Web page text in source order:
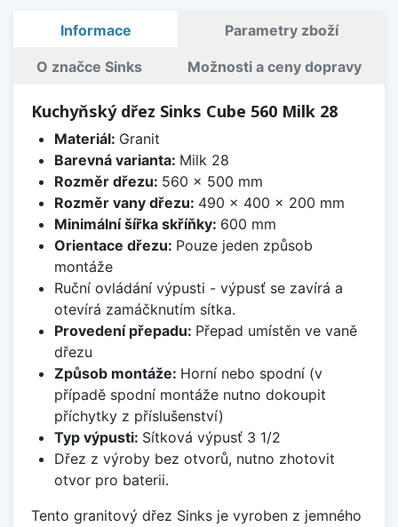
Informace Parametry zboží
O značce Sinks Možnosti a ceny dopravy
Kuchyňský dřez Sinks Cube 560 Milk 28
Materiál: Granit
Barevná varianta: Milk 28
Rozměr dřezu: 560 x 500 mm
Rozměr vany dřezu: 490 x 400 x 200 mm
Minimální šířka skříňky: 600 mm
Orientace dřezu: Pouze jeden způsob
montáže
Ruční ovládání výpusti - výpusť se zavírá a
otevírá zamáčknutím sítka.
Provedení přepadu: Přepad umístěn ve vaně
dřezu
Způsob montáže: Horní nebo spodní (v
případě spodní montáže nutno dokoupit
příchytky z příslušenství)
Typ výpusti: Sítková výpusť 3 1/2
Dřez z výroby bez otvorů, nutno zhotovit
otvor pro baterii.
Tento granitový dřez Sinks je vyroben z jemného